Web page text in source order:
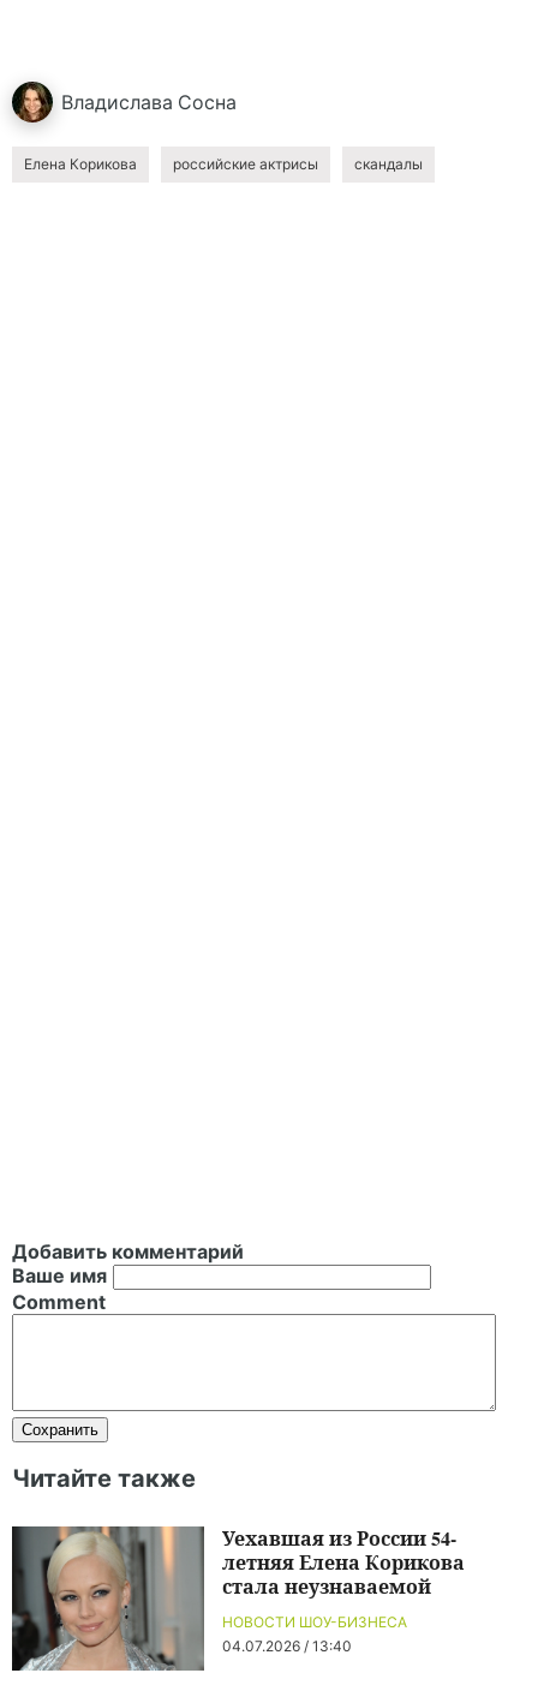
Владислава Сосна
Елена Корикова российские актрисы скандалы
Добавить комментарий
Ваше имя
Comment
Читайте также
НОВОСТИ ШОУ-БИЗНЕСА
04.07.2026 / 13:40
Уехавшая из России 54-
летняя Елена Корикова
стала неузнаваемой